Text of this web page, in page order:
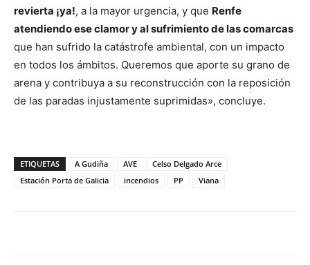
revierta ¡ya!, a la mayor urgencia, y que Renfe
atendiendo ese clamor y al sufrimiento de las comarcas
que han sufrido la catástrofe ambiental, con un impacto
en todos los ámbitos. Queremos que aporte su grano de
arena y contribuya a su reconstrucción con la reposición
de las paradas injustamente suprimidas», concluye.
ETIQUETAS A Gudiña AVE
Celso Delgado Arce
Estación Porta de Galicia
incendios PP Viana